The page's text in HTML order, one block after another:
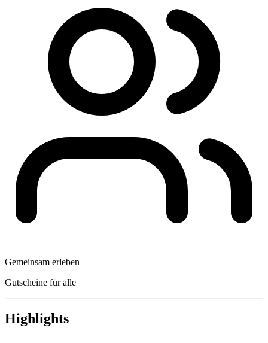
Gemeinsam erleben
Gutscheine für alle
Highlights